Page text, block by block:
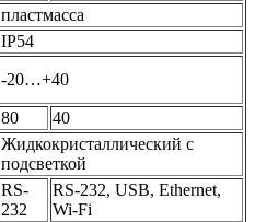
пластмасса
IP54
-20…+40
80
40
Жидкокристаллический с
подсветкой
RS-
232
RS-232, USB, Ethernet,
Wi-Fi